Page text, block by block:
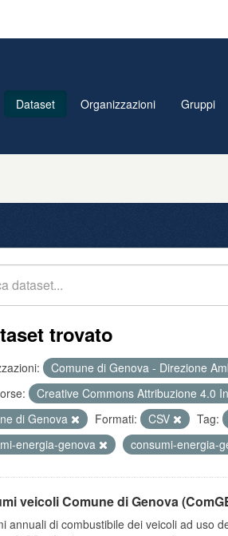
Dataset Organizzazioni Gruppi
trovato
Comune di Genova - Direzione
Creative Commons Attribuzione 4.0
di Genova
Formati: CSV Tag:
energia-genova
consumi-energia-
veicoli Comune di Genova
annuali di combustibile dei veicoli ad uso